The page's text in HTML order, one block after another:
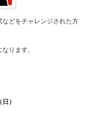
どをチャレンジされた方
ります。
）